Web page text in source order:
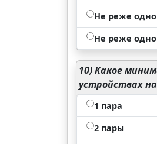
Не реже
Не реже
10)Какое
устройствах
1 пара
2 пары